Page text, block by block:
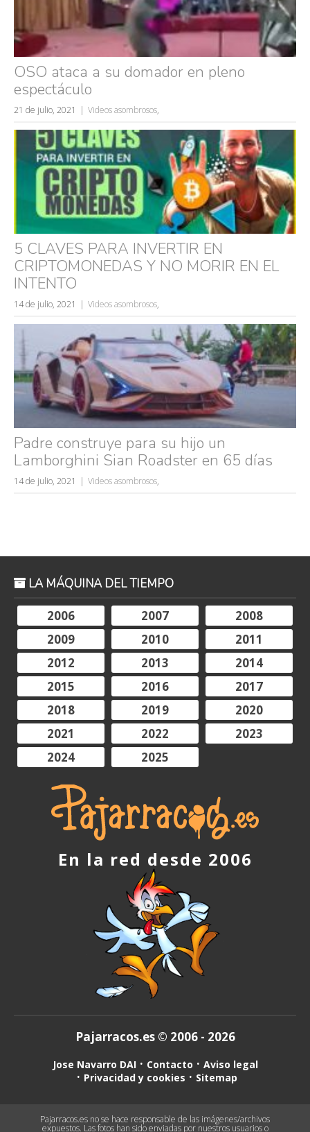
Búsquedas populares
mujeres guapas
accidentes
wtf
rusos
caídas
fails
OSO ataca a su domador en pleno
espectáculo
21 de julio, 2021 Videos asombrosos,
5 CLAVES PARA INVERTIR EN
CRIPTOMONEDAS Y NO MORIR EN EL
INTENTO
14 de julio, 2021 Videos asombrosos,
Padre construye para su hijo un
Lamborghini Sian Roadster en 65 días
14 de julio, 2021 Videos asombrosos,
LA MÁQUINA DEL TIEMPO
2006
2007
2008
2009
2010
2011
2012
2013
2014
2015
2016
2017
2018
2019
2020
2021
2022
2023
2024
2025
En la red desde 2006
Pajarracos.es © 2006 - 2026
Jose Navarro DAI Contacto
Aviso legal
Privacidad y cookies
Sitemap
Pajarracos.es no se hace responsable de las imágenes/archivos
expuestos. Las fotos han sido enviadas por nuestros usuarios o